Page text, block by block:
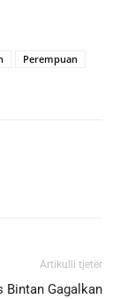
Perempuan
Artikulli tjetër
Bintan Gagalkan